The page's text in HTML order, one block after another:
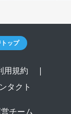
ップ
用規約
|
タクト
チーム